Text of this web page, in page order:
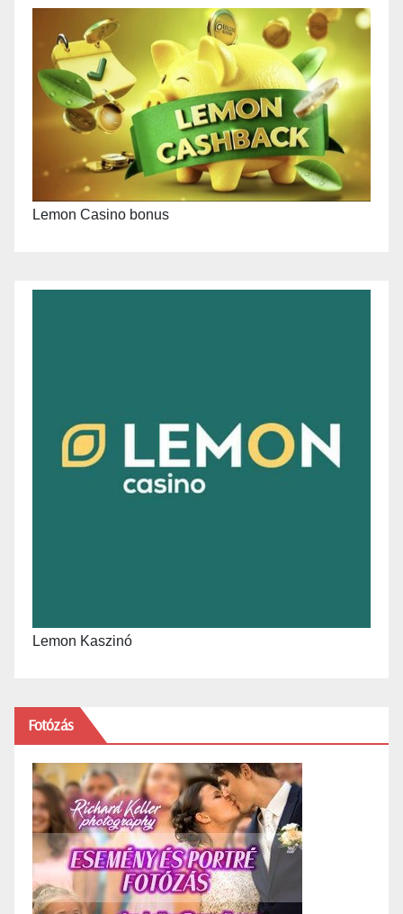
Lemon Casino bonus
Lemon Kaszinó
Fotózás